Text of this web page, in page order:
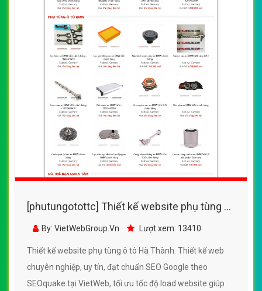
[phutungotottc] Thiết kế website phụ tùng ô
tô Hà Thành đẹp SEO nhanh hiệu quả
By: VietWebGroup.Vn Lượt xem: 13410
Thiết kế website phụ tùng ô tô Hà Thành. Thiết kế web
chuyên nghiệp, uy tín, đạt chuẩn SEO Google theo
SEOquake tại VietWeb, tối ưu tốc độ load website giúp